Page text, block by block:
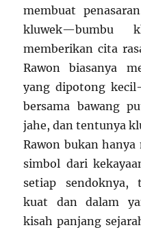
membuat
kluwek—bumbu
memberikan cita
Rawon biasanya
yang dipotong
bersama bawang
jahe, dan tentunya
Rawon bukan
simbol dari
setiap sendoknya,
kuat dan dalam
kisah panjang